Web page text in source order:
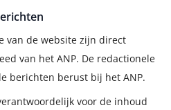
van de website zijn direct
van het ANP. De redactionele
berichten berust bij het ANP.
voor de inhoud